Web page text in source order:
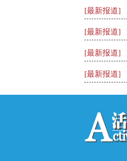
[最新报道]
[最新报道]
[最新报道]
[最新报道]